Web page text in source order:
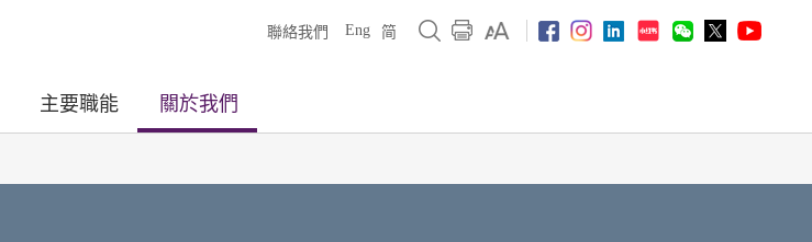
聯絡我們 Eng 简
主要職能 關於我們